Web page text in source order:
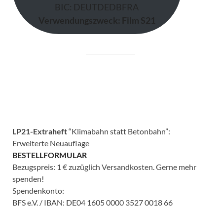
BIC: DEUTDEDBFRA
Verwendungszweck: Film S21
LP21-Extraheft“Klimabahn statt Betonbahn”:
Erweiterte Neuauflage
BESTELLFORMULAR
Bezugspreis: 1 € zuzüglich Versandkosten. Gerne mehr
spenden!
Spendenkonto:
BFS e.V. / IBAN: DE04 1605 0000 3527 0018 66